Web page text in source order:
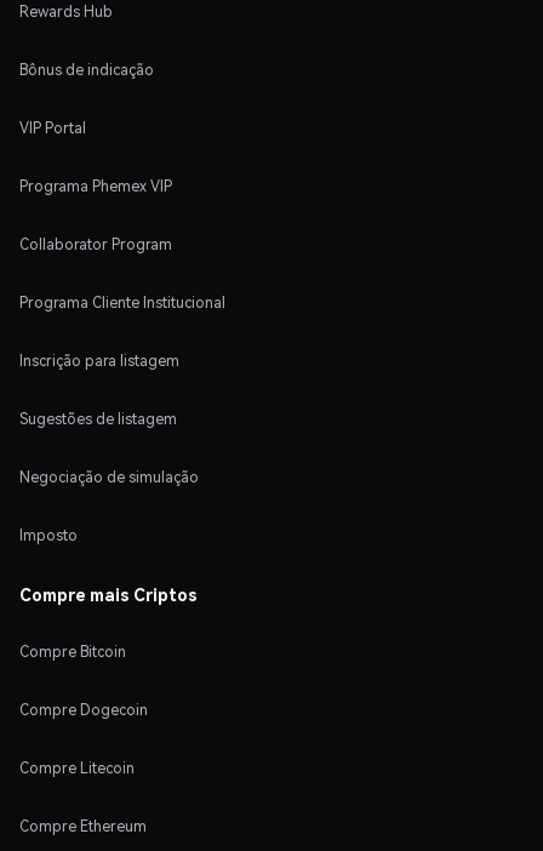
Rewards Hub
Bônus de indicação
VIP Portal
Programa Phemex VIP
Collaborator Program
Programa Cliente Institucional
Inscrição para listagem
Sugestões de listagem
Negociação de simulação
Imposto
Compre mais Criptos
Compre Bitcoin
Compre Dogecoin
Compre Litecoin
Compre Ethereum